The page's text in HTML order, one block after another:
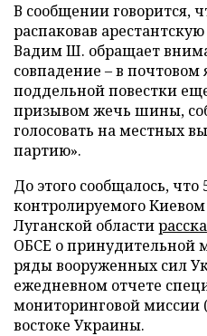
В сообщении говорится,
распаковав
Вадим Ш. обращает
совпадение – в
поддельной повестки
призывом жечь шины,
голосовать на местных
партию».
До этого сообщалось, что
контролируемого
Луганской области
ОБСЕ о принудительной
ряды вооруженных сил
ежедневном отчете
мониторинговой
востоке Украины.